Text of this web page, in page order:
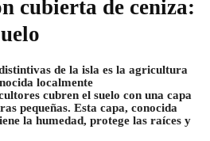
cubierta de ceniza:
de la isla es la agricultura
localmente
cubren el suelo con una capa
pequeñas. Esta capa, conocida
la humedad, protege las raíces y